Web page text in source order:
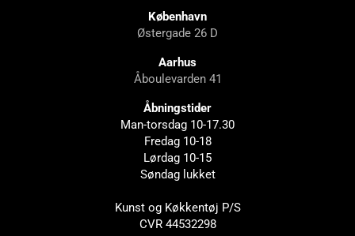
København
Østergade 26 D
Aarhus
Åboulevarden 41
Åbningstider
Man-torsdag 10-17.30
Fredag 10-18
Lørdag 10-15
Søndag lukket
Kunst og Køkkentøj P/S
CVR 44532298